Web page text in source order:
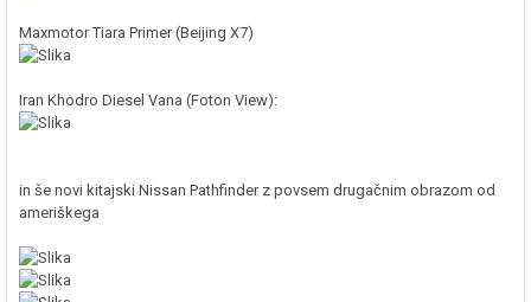
Maxmotor Tiara Primer (Beijing X7)
Iran Khodro Diesel Vana (Foton View):
in še novi kitajski Nissan Pathfinder z povsem drugačnim obrazom od
ameriškega